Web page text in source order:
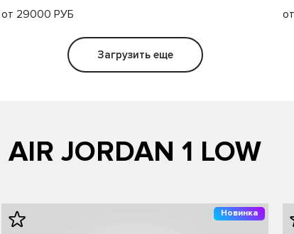
от 29000 РУБ
Загрузить еще
AIR JORDAN 1 LOW
Новинка